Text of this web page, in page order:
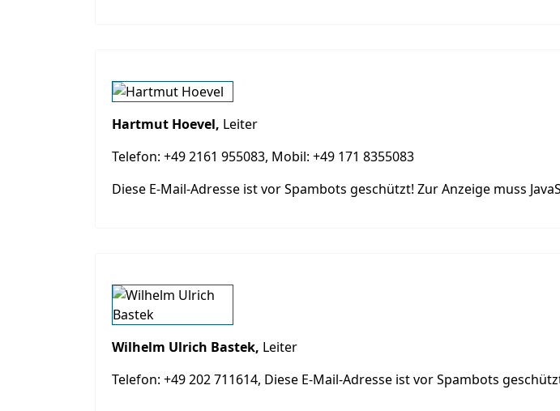
Hartmut Hoevel, Leiter
Telefon: +49 2161 955083, Mobil: +49 171 8355083
Diese E-Mail-Adresse ist vor Spambots geschützt! Zur Anzeige muss
Wilhelm Ulrich Bastek, Leiter
Telefon: +49 202 711614, Diese E-Mail-Adresse ist vor Spambots